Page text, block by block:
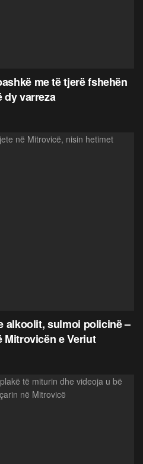
me të tjerë fshehën
dy varreza
alkoolit, sulmoi policinë –
e Veriut